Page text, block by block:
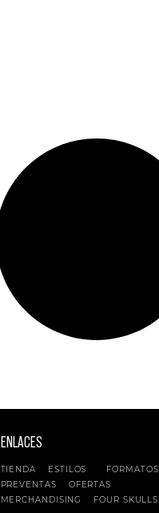
ENLACES
TIENDA ESTILOS
FORMATOS
PREVENTAS
OFERTAS
MERCHANDISING
FOUR SKULLS